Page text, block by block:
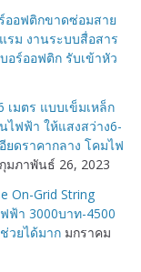
ออฟติกขาดซ่อมสาย
รม งานระบบสื่อสาร
อร์ออฟติก รับเข้าหัว
เมตร แบบเข็มเหล็ก
ไฟฟ้า ให้แสงสว่าง6-
ยดราคากลาง โคมไฟ
กุมภาพันธ์ 26, 2023
On-Grid String
ฟ้า 3000บาท-4500
วยได้มาก มกราคม